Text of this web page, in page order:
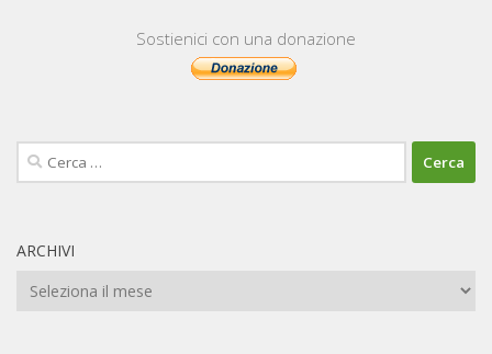
Sostienici con una donazione
Ricerca
per:
ARCHIVI
Archivi